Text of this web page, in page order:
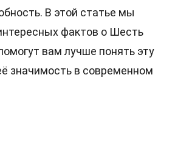
В этой статье мы
фактов о Шесть
вам лучше понять эту
значимость в современном